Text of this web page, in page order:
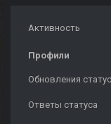
Активность
Профили
Обновления
Ответы статуса